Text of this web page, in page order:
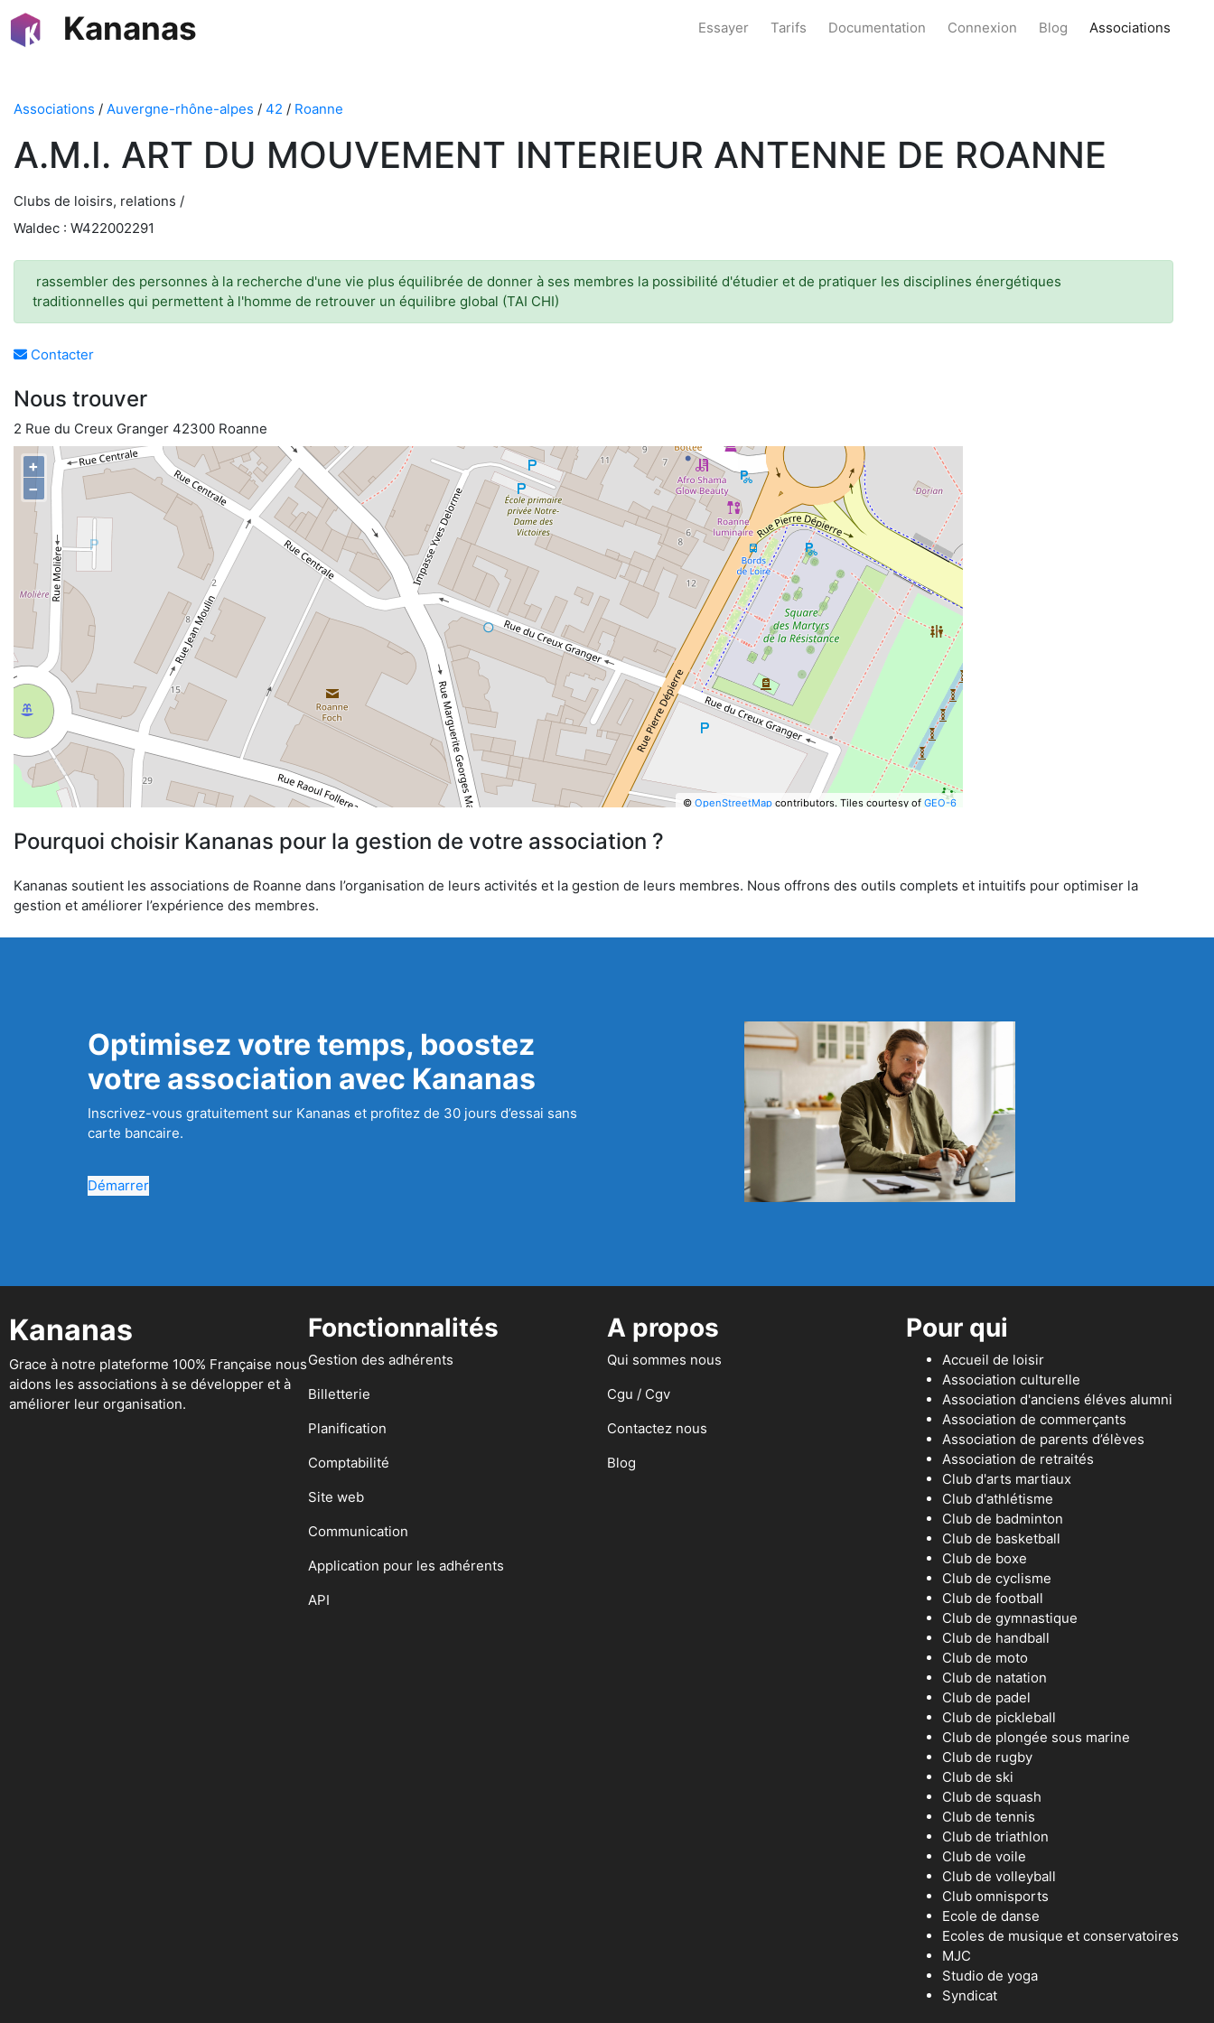
Kananas Essayer Tarifs Documentation Connexion Blog Associations
Associations / Auvergne-rhône-alpes / 42 / Roanne
A.M.I. ART DU MOUVEMENT INTERIEUR ANTENNE DE ROANNE
Clubs de loisirs, relations /
Waldec : W422002291
rassembler des personnes à la recherche d'une vie plus équilibrée de donner à ses membres la possibilité d'étudier et de pratiquer les disciplines énergétiques
traditionnelles qui permettent à l'homme de retrouver un équilibre global (TAI CHI)
Contacter
Nous trouver
2 Rue du Creux Granger 42300 Roanne
+
−
© OpenStreetMapcontributors. Tiles courtesy of GEO-6
Pourquoi choisir Kananas pour la gestion de votre association ?
Kananas soutient les associations de Roanne dans l’organisation de leurs activités et la gestion de leurs membres. Nous offrons des outils complets et intuitifs pour optimiser la
gestion et améliorer l’expérience des membres.
Optimisez votre temps, boostez
votre association avec Kananas
Inscrivez-vous gratuitement sur Kananas et profitez de 30 jours d’essai sans
carte bancaire.
Démarrer
Kananas
Grace à notre plateforme 100% Française nous
aidons les associations à se développer et à
améliorer leur organisation.
Fonctionnalités
Gestion des adhérents
Billetterie
Planification
Comptabilité
Site web
Communication
Application pour les adhérents
API
A propos
Qui sommes nous
Cgu / Cgv
Contactez nous
Blog
Pour qui
Accueil de loisir
Association culturelle
Association d'anciens éléves alumni
Association de commerçants
Association de parents d’élèves
Association de retraités
Club d'arts martiaux
Club d'athlétisme
Club de badminton
Club de basketball
Club de boxe
Club de cyclisme
Club de football
Club de gymnastique
Club de handball
Club de moto
Club de natation
Club de padel
Club de pickleball
Club de plongée sous marine
Club de rugby
Club de ski
Club de squash
Club de tennis
Club de triathlon
Club de voile
Club de volleyball
Club omnisports
Ecole de danse
Ecoles de musique et conservatoires
MJC
Studio de yoga
Syndicat